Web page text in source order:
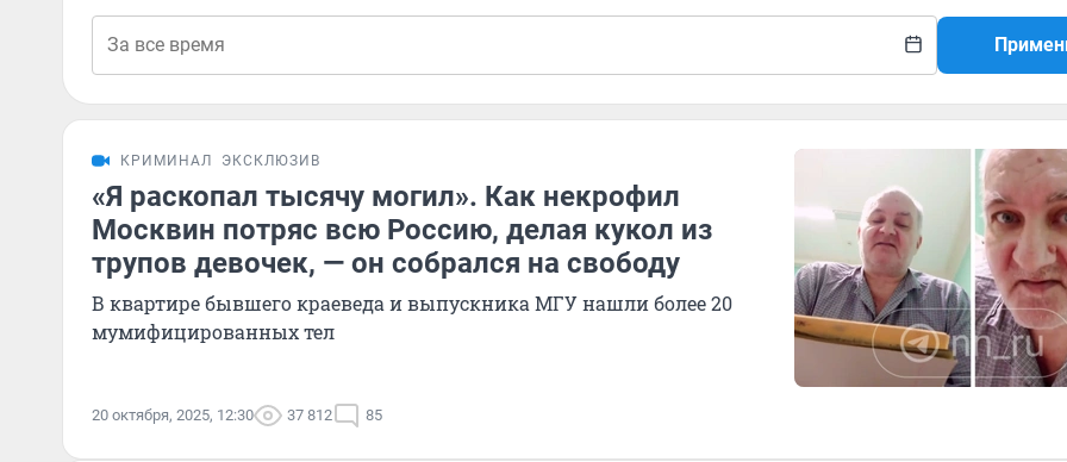
КРИМИНАЛ ЭКСКЛЮЗИВ
«Я раскопал тысячу могил». Как некрофил
Москвин потряс всю Россию, делая кукол из
трупов девочек, — он собрался на свободу
В квартире бывшего краеведа и выпускника МГУ нашли более 20
мумифицированных тел
20 октября, 2025, 12:30 37 812 85